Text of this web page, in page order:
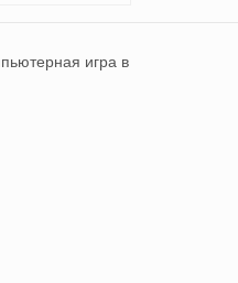
игра в